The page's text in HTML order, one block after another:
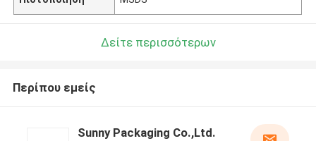
Δείτε περισσότερων
Περίπου εμείς
Sunny Packaging Co.,Ltd.